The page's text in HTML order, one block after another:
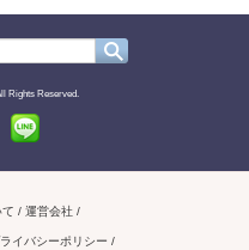
Rights Reserved.
運営会社
イバシーポリシー